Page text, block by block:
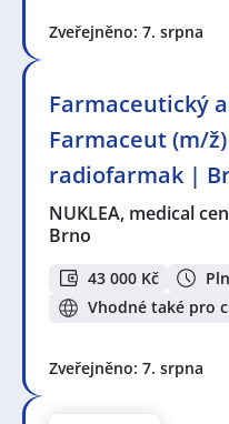
Zveřejněno: 7. srpna
Farmaceutický
Farmaceut (m/
radiofarmak |
NUKLEA, medical
Brno
43 000 Kč
Vhodné také pro
Zveřejněno: 7. srpna